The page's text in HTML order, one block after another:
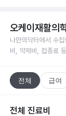
오케이재활의
나만의닥터에서 수집
비, 약제비, 접종료
전체 급여
전체 진료비